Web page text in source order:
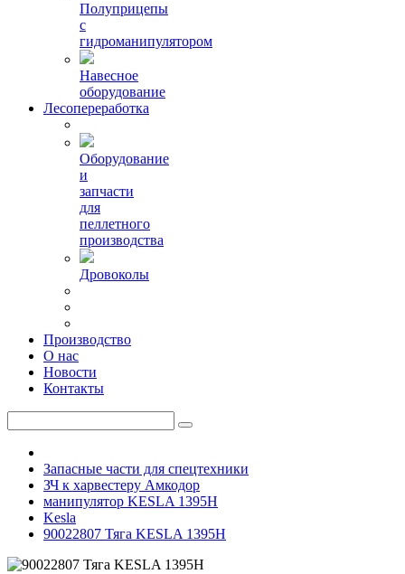
Полуприцепы
с
гидроманипулятором
Навесное
оборудование
Лесопереработка
Оборудование
и
запчасти
для
пеллетного
производства
Дровоколы
Производство
О нас
Новости
Контакты
Запасные части для спецтехники
ЗЧ к харвестеру Амкодор
манипулятор KESLA 1395H
Kesla
90022807 Тяга KESLA 1395H